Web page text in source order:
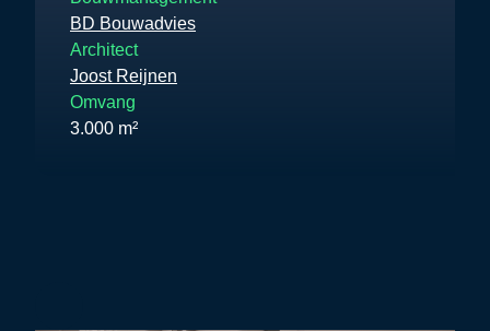
BD Bouwadvies
Architect
Joost Reijnen
Omvang
3.000 m²